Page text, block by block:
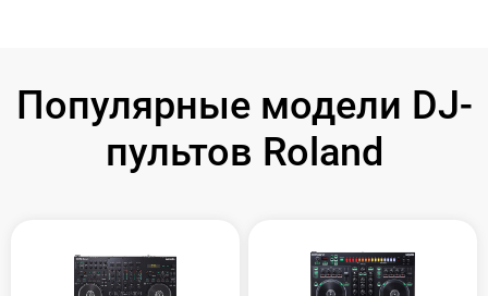
Популярные модели DJ-
пультов Roland